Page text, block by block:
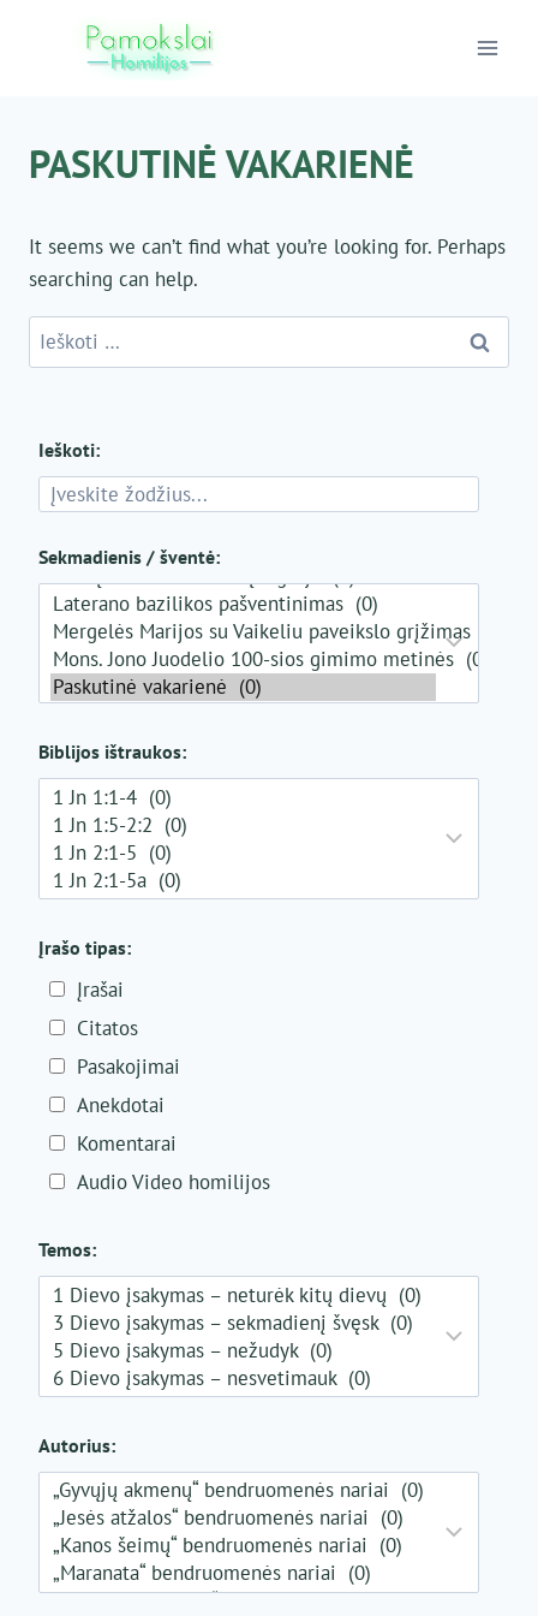
PASKUTINĖ VAKARIENĖ
It seems we can’t find what you’re looking for. Perhaps
searching can help.
Ieškoti:
Ieškoti:
Sekmadienis / šventė:
Biblijos ištraukos:
Įrašo tipas:
Įrašai
Citatos
Pasakojimai
Anekdotai
Komentarai
Audio Video homilijos
Temos:
Autorius: